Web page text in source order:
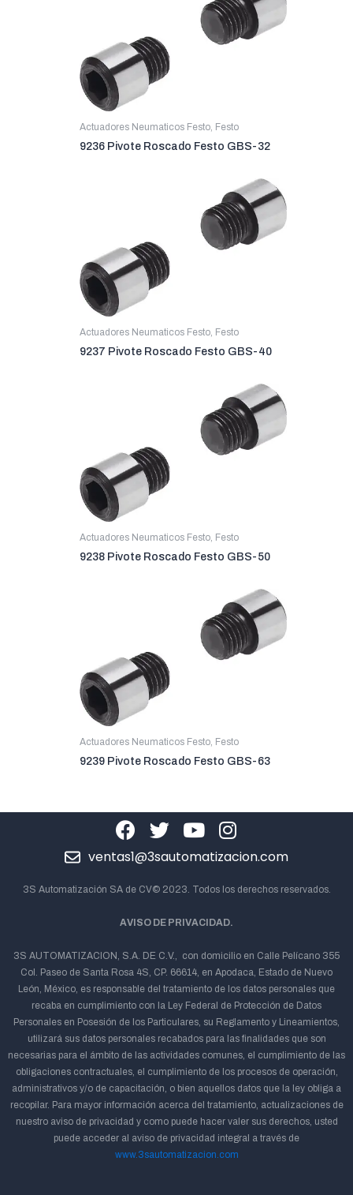
Actuadores Neumaticos Festo, Festo
9236 Pivote Roscado Festo GBS-32
Actuadores Neumaticos Festo, Festo
9237 Pivote Roscado Festo GBS-40
Actuadores Neumaticos Festo, Festo
9238 Pivote Roscado Festo GBS-50
Actuadores Neumaticos Festo, Festo
9239 Pivote Roscado Festo GBS-63
ventas1@3sautomatizacion.com
3S Automatización SA de CV© 2023. Todos los derechos reservados.
AVISO DE PRIVACIDAD.
3S AUTOMATIZACION, S.A. DE C.V., con domicilio en Calle Pelícano 355
Col. Paseo de Santa Rosa 4S, CP. 66614, en Apodaca, Estado de Nuevo
León, México, es responsable del tratamiento de los datos personales que
recaba en cumplimiento con la Ley Federal de Protección de Datos
Personales en Posesión de los Particulares, su Reglamento y Lineamientos,
utilizará sus datos personales recabados para las finalidades que son
necesarias para el ámbito de las actividades comunes, el cumplimiento de las
obligaciones contractuales, el cumplimiento de los procesos de operación,
administrativos y/o de capacitación, o bien aquellos datos que la ley obliga a
recopilar. Para mayor información acerca del tratamiento, actualizaciones de
nuestro aviso de privacidad y como puede hacer valer sus derechos, usted
puede acceder al aviso de privacidad integral a través de
www.3sautomatizacion.com